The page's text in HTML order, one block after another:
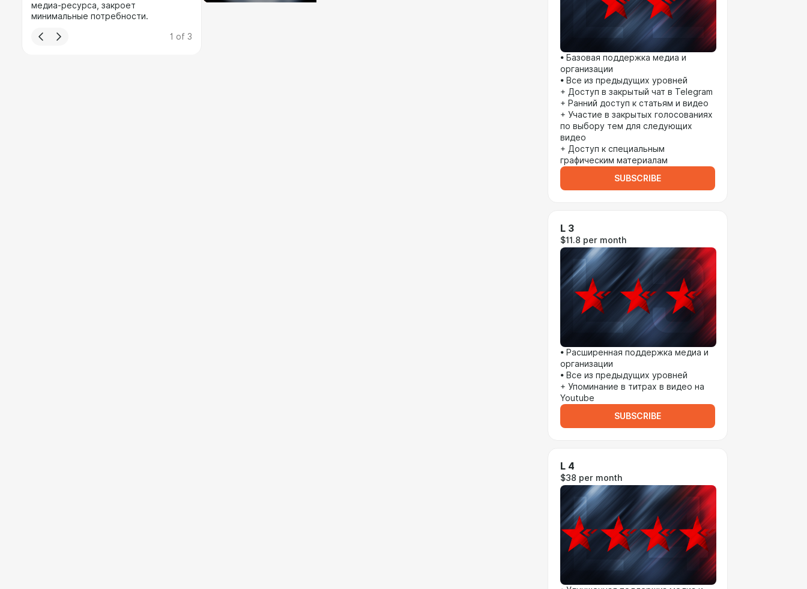
медиа-ресурса, закроет
минимальные потребности.
1 of 3
• Базовая поддержка медиа и
организации
• Все из предыдущих уровней
+ Доступ в закрытый чат в Telegram
+ Ранний доступ к статьям и видео
+ Участие в закрытых голосованиях
по выбору тем для следующих
видео
+ Доступ к специальным
графическим материалам
SUBSCRIBE
L 3
$11.8 per month
• Расширенная поддержка медиа и
организации
• Все из предыдущих уровней
+ Упоминание в титрах в видео на
Youtube
SUBSCRIBE
L 4
$38 per month